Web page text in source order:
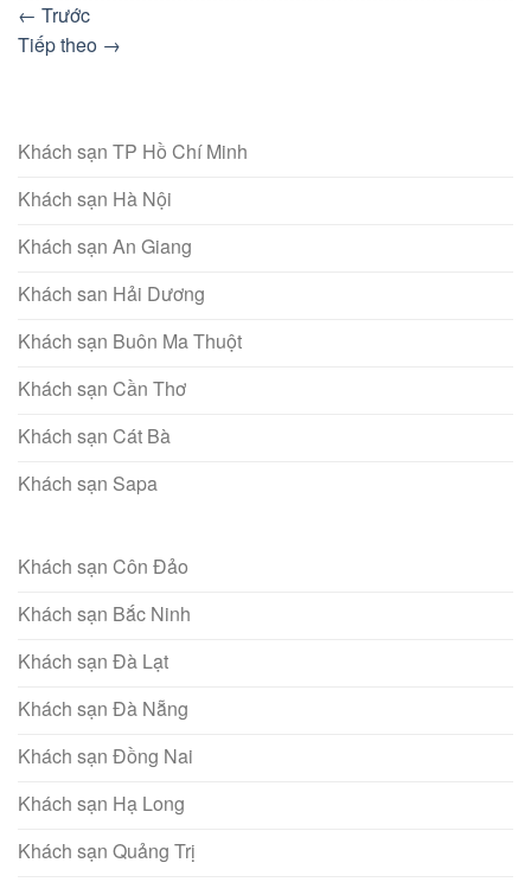
← Trước
Tiếp theo →
Khách sạn TP Hồ Chí Minh
Khách sạn Hà Nội
Khách sạn An Giang
Khách san Hải Dương
Khách sạn Buôn Ma Thuột
Khách sạn Cần Thơ
Khách sạn Cát Bà
Khách sạn Sapa
Khách sạn Côn Đảo
Khách sạn Bắc Ninh
Khách sạn Đà Lạt
Khách sạn Đà Nẵng
Khách sạn Đồng Nai
Khách sạn Hạ Long
Khách sạn Quảng Trị